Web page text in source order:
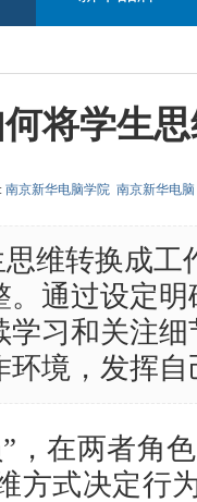
将学生
南京新华电脑学院 南京新华电脑
维转换成工
。通过设定
学习和关注
环境，发挥
，在两者角
方式决定行